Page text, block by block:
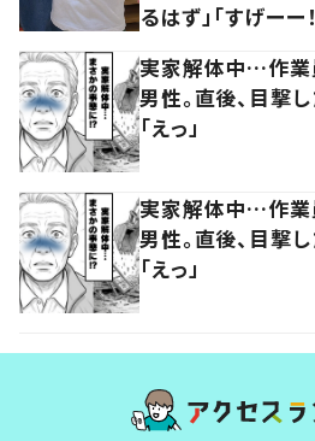
るはず」「すげーー！
実家解体中…作業
男性。直後、目撃
「えっ」
実家解体中…作業
男性。直後、目撃
「えっ」